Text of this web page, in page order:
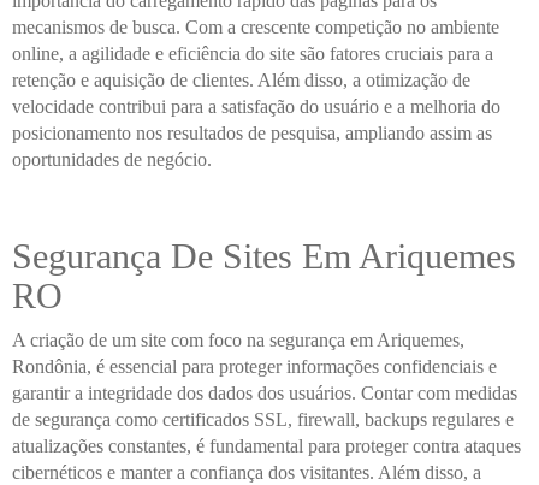
mecanismos de busca. Com a crescente competição no ambiente
online, a agilidade e eficiência do site são fatores cruciais para a
retenção e aquisição de clientes. Além disso, a otimização de
velocidade contribui para a satisfação do usuário e a melhoria do
posicionamento nos resultados de pesquisa, ampliando assim as
oportunidades de negócio.
Segurança De Sites Em Ariquemes
RO
A criação de um site com foco na segurança em Ariquemes,
Rondônia, é essencial para proteger informações confidenciais e
garantir a integridade dos dados dos usuários. Contar com medidas
de segurança como certificados SSL, firewall, backups regulares e
atualizações constantes, é fundamental para proteger contra ataques
cibernéticos e manter a confiança dos visitantes. Além disso, a